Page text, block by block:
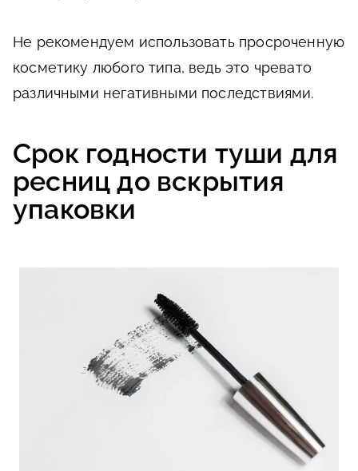
Не рекомендуем использовать просроченную
косметику любого типа, ведь это чревато
различными негативными последствиями.
Срок годности туши для
ресниц до вскрытия
упаковки